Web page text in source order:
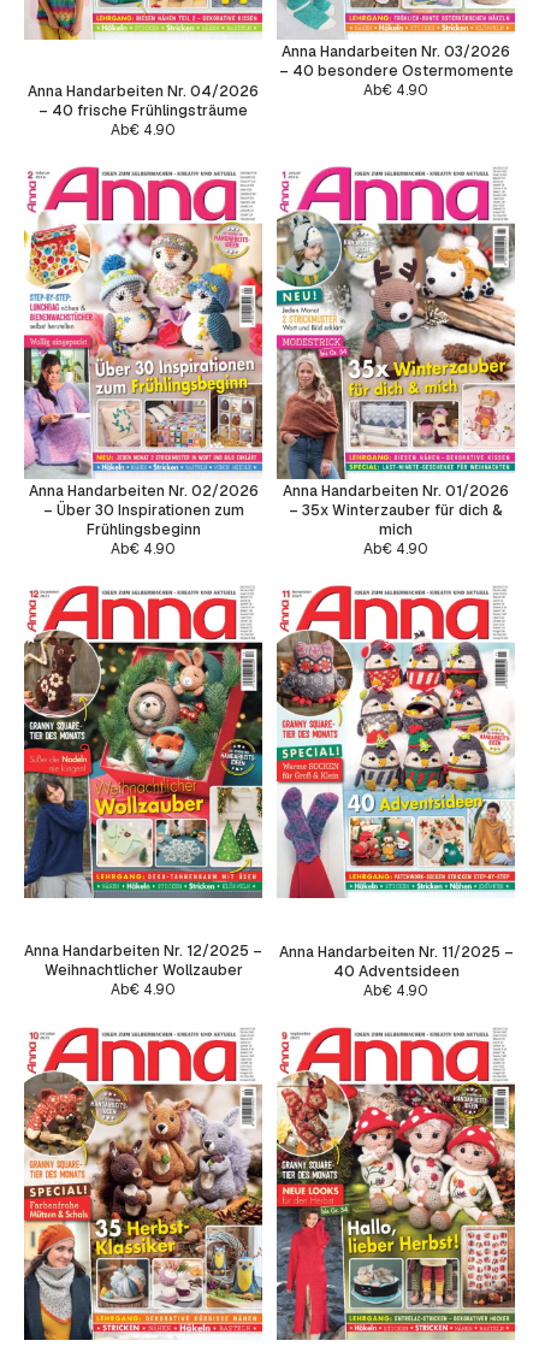
Anna Handarbeiten Nr. 04/2026
– 40 frische Frühlingsträume
Ab€ 4.90
Anna Handarbeiten Nr. 03/2026
– 40 besondere Ostermomente
Ab€ 4.90
Anna Handarbeiten Nr. 02/2026
– Über 30 Inspirationen zum
Frühlingsbeginn
Ab€ 4.90
Anna Handarbeiten Nr. 01/2026
– 35x Winterzauber für dich &
mich
Ab€ 4.90
Anna Handarbeiten Nr. 12/2025 –
Weihnachtlicher Wollzauber
Ab€ 4.90
Anna Handarbeiten Nr. 11/2025 –
40 Adventsideen
Ab€ 4.90